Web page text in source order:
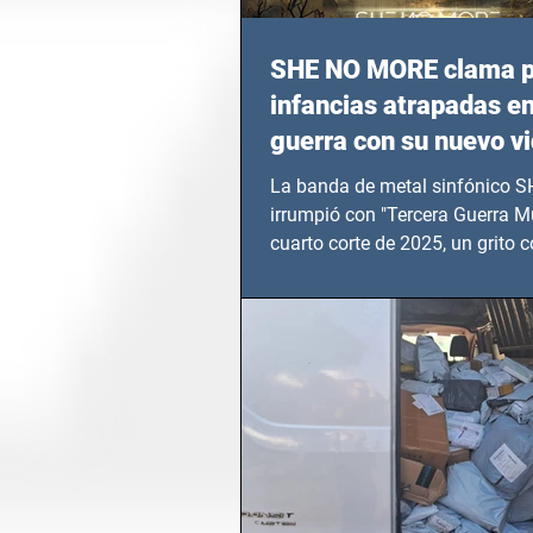
SHE NO MORE clama
infancias atrapadas
guerra con su nuevo
TERCERA GUERRA
La banda de metal sinfónico
irrumpió con "Tercera Guerra
cuarto corte de 2025, un grito
en epicentros bélicos.